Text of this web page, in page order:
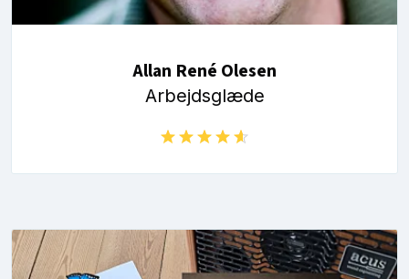
Allan René Olesen
Arbejdsglæde